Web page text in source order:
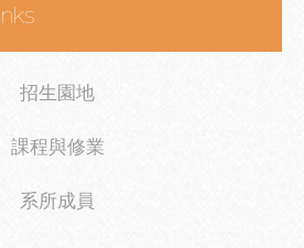
招生園地
課程與修業
系所成員